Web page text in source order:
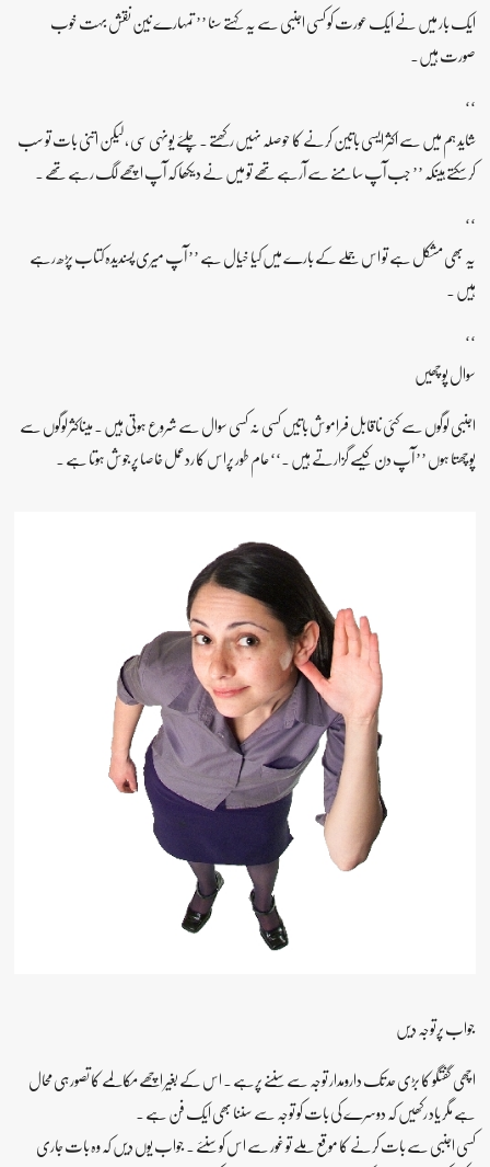
ایک بار میں نے ایک عورت کو کسی اجنبی سے یہ کہتے سنا ’’ تمہارے نین نقش بہت خوب
صورت ہیں۔
‘‘
شاید ہم میں سے اکثر ایسی باتین کرنے کا حوصلہ نہیں رکھتے ۔ چلئے یونہی سی ، لیکن اتنی بات تو سب
کر سکتے ہیںکہ ’’ جب آپ سامنے سے آرہے تھے تو میں نے دیکھا کہ آپ اچھے لگ رہے تھے ۔
‘‘
یہ بھی مشکل ہے تو اس جملے کے بارے میں کیا خیال ہے ’’ آپ میری پسندیدہ کتاب پڑھ رہے
ہیں ۔
‘‘
سوال پوچھیں
اجنبی لوگوں سے کئی ناقابل فراموش باتیں کسی نہ کسی سوال سے شروع ہوتی ہیں ۔ میںاکثر لوگوں سے
پوچھتا ہوں ’’ آپ دن کیسے گزارتے ہیں ۔‘‘عام طور پراس کا ردعمل خاصا پرجوش ہوتا ہے ۔
جواب پرتوجہ دیں
اچھی گفتگو کا بڑی حد تک دارومدار توجہ سے سننے پرہے ۔ اس کے بغیر اچھے مکالمے کا تصور ہی محال
ہے مگر یاد رکھیں کہ دوسرے کی بات کو توجہ سے سننا بھی ایک فن ہے ۔
کسی اجنبی سے بات کرنے کا موقع ملے تو غور سے اس کو سنئے ۔ جواب یوں دیں کہ وہ بات جاری